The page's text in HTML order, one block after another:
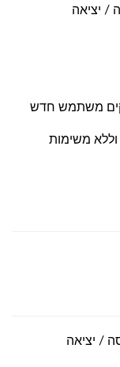
/ יציאה
משתמש חדש
משימות
/ יציאה